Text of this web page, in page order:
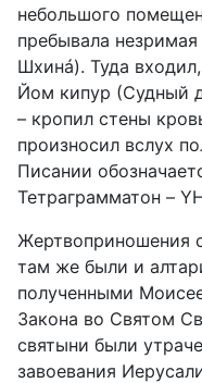
небольшого
пребывала
Шхинá). Туда
Йом кипур (Судный
– кропил стены
произносил вслух
Писании
Тетраграмматон –
Жертвоприношения
там же были и
полученными
Закона во Святом
святыни были
завоевания